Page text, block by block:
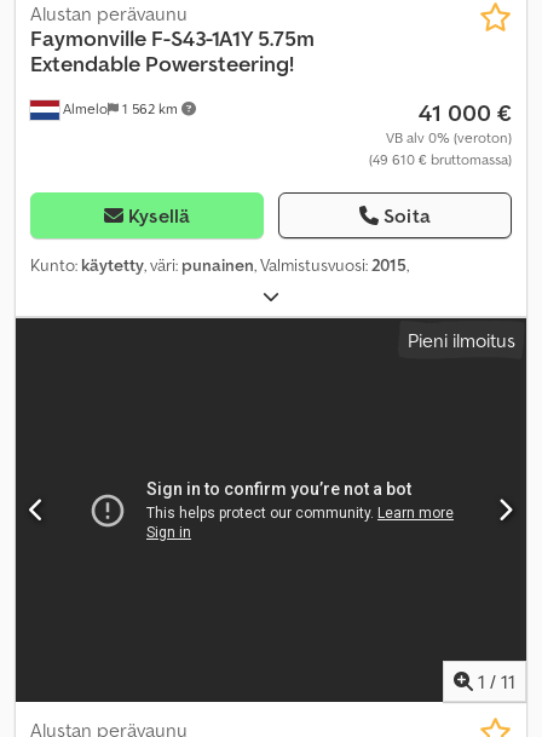
Almelo 1 562 km
Alustan perävaunu
Faymonville F-S43-1A1Y 5.75m
Extendable Powersteering!
41 000 €
VB alv 0% (veroton)
(49 610 € bruttomassa)
Kysellä Soita
Kunto: käytetty, väri: punainen, Valmistusvuosi:2015,
Pieni ilmoitus
1 / 11
Alustan perävaunu